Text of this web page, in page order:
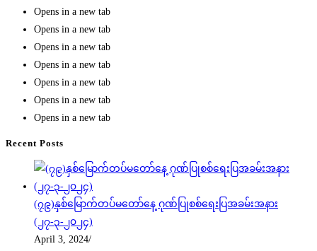
Opens in a new tab
Opens in a new tab
Opens in a new tab
Opens in a new tab
Opens in a new tab
Opens in a new tab
Opens in a new tab
Recent Posts
(၇၉)နှစ်မြောက်တပ်မတော်နေ့ ဂုဏ်ပြုစစ်ရေးပြအခမ်းအနား
(၂၇-၃-၂၀၂၄)
April 3, 2024/